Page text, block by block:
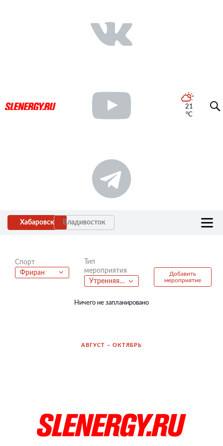
21
°C
Хабаровск Владивосток
Спорт
Фриран
Тип
мероприятия
Утренняя пробежка
Добавить
мероприятие
Ничего не запланировано
АВГУСТ – ОКТЯБРЬ